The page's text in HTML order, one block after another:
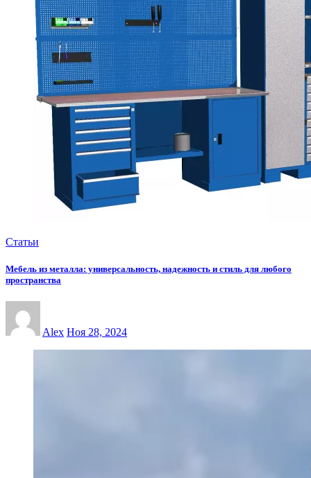
Статьи
Мебель из металла: универсальность, надежность и стиль для любого
пространства
Alex Ноя 28, 2024